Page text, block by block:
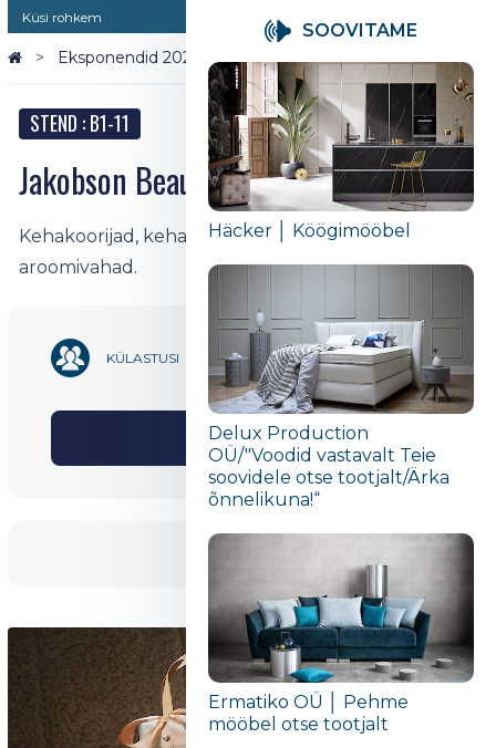
Küsi rohkem
Eksponendid 2026 Jakobson Beauty
STEND : B1-11
Jakobson Beauty
Kehakoorijad, kehavahud, kehaõlid, seebid,
aroomivahad.
KÜLASTUSI 1 703
Jaga
SOOVITAME
Häcker │ Köögimööbel
Delux Production
OÜ/"Voodid vastavalt Teie
soovidele otse tootjalt/Ärka
õnnelikuna!“
Ermatiko OÜ │ Pehme
mööbel otse tootjalt